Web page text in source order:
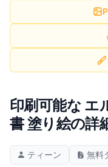
印刷可能な エ
書 塗り絵の詳
ティーン 無料